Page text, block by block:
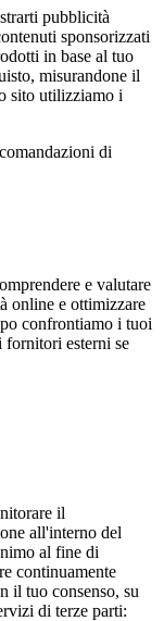
pubblicità
sponsorizzati
in base al tuo
misurandone il
sito utilizziamo i
di
e valutare
online e ottimizzare
confrontiamo i tuoi
fornitori esterni se
il
all'interno del
al fine di
continuamente
il tuo consenso, su
di terze parti: